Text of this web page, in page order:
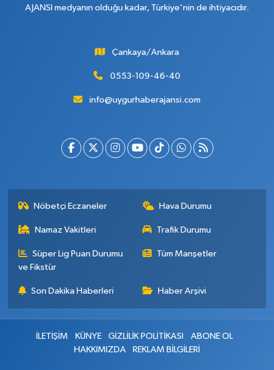
AJANSI medyanın olduğu kadar, Türkiye'nin de ihtiyacıdır.
Çankaya/Ankara
0553-109-46-40
info@uygurhaberajansi.com
Nöbetçi Eczaneler Hava Durumu
Namaz Vakitleri Trafik Durumu
Süper Lig Puan Durumu
ve Fikstür
Tüm Manşetler
Son Dakika Haberleri Haber Arşivi
İLETİŞİM KÜNYE GİZLİLİK POLİTİKASI
ABONE OL
HAKKIMIZDA
REKLAM BİLGİLERİ